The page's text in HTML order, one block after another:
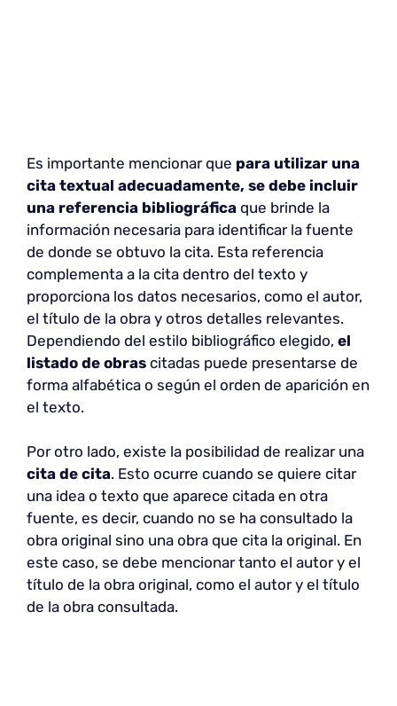
Es importante mencionar que para utilizar una
cita textual adecuadamente, se debe incluir
una referencia bibliográfica que brinde la
información necesaria para identificar la fuente
de donde se obtuvo la cita. Esta referencia
complementa a la cita dentro del texto y
proporciona los datos necesarios, como el autor,
el título de la obra y otros detalles relevantes.
Dependiendo del estilo bibliográfico elegido, el
listado de obras citadas puede presentarse de
forma alfabética o según el orden de aparición en
el texto.
Por otro lado, existe la posibilidad de realizar una
cita de cita. Esto ocurre cuando se quiere citar
una idea o texto que aparece citada en otra
fuente, es decir, cuando no se ha consultado la
obra original sino una obra que cita la original. En
este caso, se debe mencionar tanto el autor y el
título de la obra original, como el autor y el título
de la obra consultada.